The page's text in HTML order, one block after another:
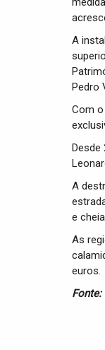
A
Pedro
Com
Desde
A
e
As
euros.
Fonte: